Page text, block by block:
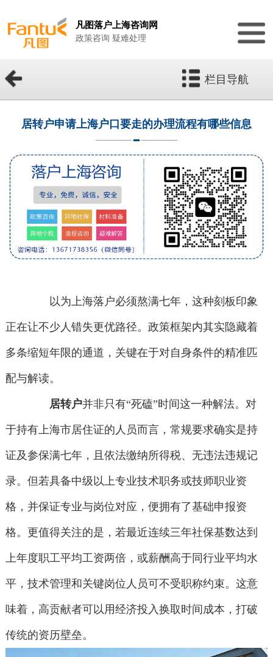
凡图落户上海咨询网
政策咨询 疑难处理
栏目导航
居转户申请上海户口要走的办理流程有哪些信息
以为上海落户必须熬满七年，这种刻板印象
正在让不少人错失更优路径。政策框架内其实隐藏着
多条缩短年限的通道，关键在于对自身条件的精准匹
配与解读。
居转户并非只有“死磕”时间这一种解法。对
于持有上海市居住证的人员而言，常规要求确实是持
证及参保满七年，且依法缴纳所得税、无违法违规记
录。但若具备中级以上专业技术职务或技师职业资
格，并保证专业与岗位对应，便拥有了基础申报资
格。更值得关注的是，若最近连续三年社保基数达到
上年度职工平均工资两倍，或薪酬高于同行业平均水
平，技术管理和关键岗位人员可不受职称约束。这意
味着，高贡献者可以用经济投入换取时间成本，打破
传统的资历壁垒。